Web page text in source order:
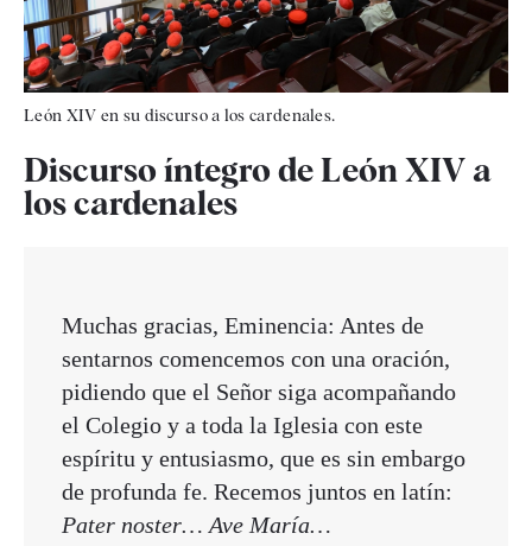
León XIV en su discurso a los cardenales.
Discurso íntegro de León XIV a
los cardenales
Muchas gracias, Eminencia: Antes de
sentarnos comencemos con una oración,
pidiendo que el Señor siga acompañando
el Colegio y a toda la Iglesia con este
espíritu y entusiasmo, que es sin embargo
de profunda fe. Recemos juntos en latín:
Pater noster… Ave María…